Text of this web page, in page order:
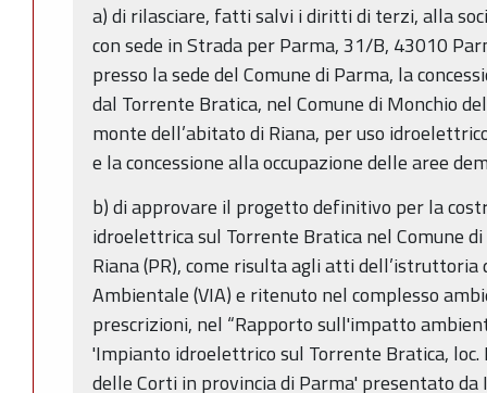
a) di rilasciare, fatti salvi i diritti di terzi, alla
con sede in Strada per Parma, 31/B, 43010
presso la sede del Comune di Parma, la
dal Torrente Bratica, nel Comune di Monchio
monte dell’abitato di Riana, per uso
e la concessione alla occupazione delle aree
b) di approvare il progetto definitivo per la
idroelettrica sul Torrente Bratica nel Comune
Riana (PR), come risulta agli atti
Ambientale (VIA) e ritenuto nel complesso
prescrizioni, nel “Rapporto sull'impatto
'Impianto idroelettrico sul Torrente Bratica, loc.
delle Corti in provincia di Parma' presentato da